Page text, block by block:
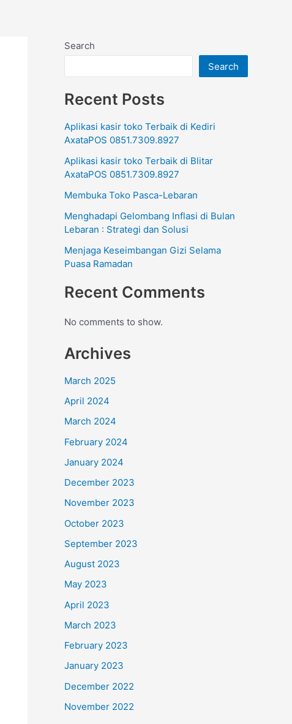
Search
Search
Recent Posts
Aplikasi kasir toko Terbaik di Kediri
AxataPOS 0851.7309.8927
Aplikasi kasir toko Terbaik di Blitar
AxataPOS 0851.7309.8927
Membuka Toko Pasca-Lebaran
Menghadapi Gelombang Inflasi di Bulan
Lebaran : Strategi dan Solusi
Menjaga Keseimbangan Gizi Selama
Puasa Ramadan
Recent Comments
No comments to show.
Archives
March 2025
April 2024
March 2024
February 2024
January 2024
December 2023
November 2023
October 2023
September 2023
August 2023
May 2023
April 2023
March 2023
February 2023
January 2023
December 2022
November 2022